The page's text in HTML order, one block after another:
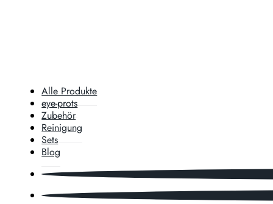
Alle Produkte
eye-prots
Zubehör
Reinigung
Sets
Blog